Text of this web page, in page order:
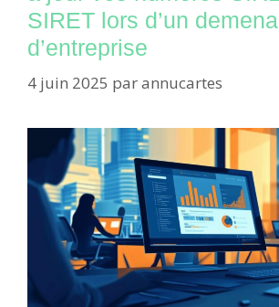
SIRET lors d’un
d’entreprise
4 juin 2025 parannucartes